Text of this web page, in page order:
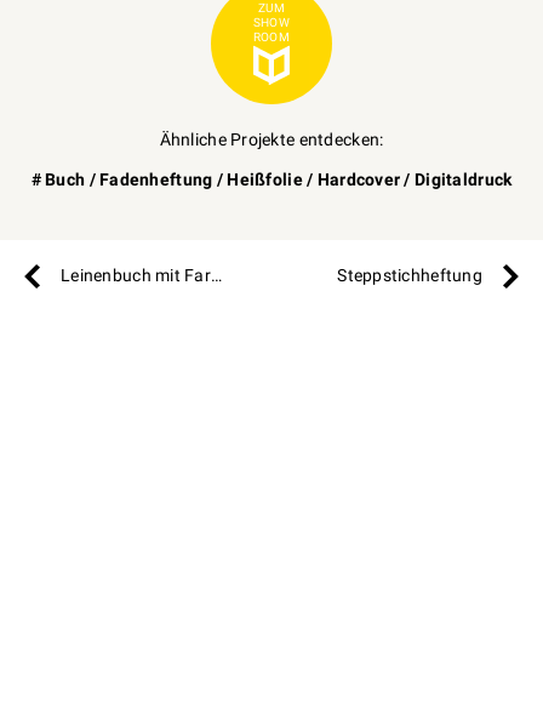
ZUM
SHOW
ROOM
Ähnliche Projekte entdecken:
#Buch /Fadenheftung /Heißfolie/ Hardcover/Digitaldruck
Leinenbuch mit Farbschnitt Steppstichheftung